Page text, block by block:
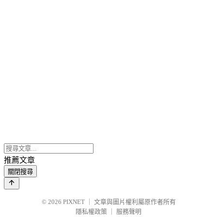
推薦文章
關閉搜尋
© 2026 PIXNET
文章與圖片權利屬原作者所有
隱私權政策
服務聲明